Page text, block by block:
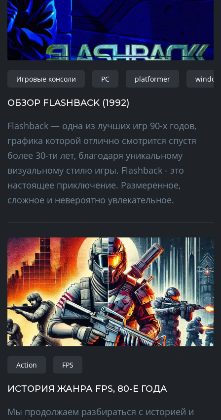
Игровые консоли PC platformer
ОБЗОР FLASHBACK (1992)
Flashback — одна из лучших игр 90-х годов,
графика которой отлично смотрится спустя
более 30-ти лет, благодаря уникальному
визуальному стилю игры. Flashback - это
настоящее приключение. Размеренное,
сложное и невероятно увлекательное.
Action FPS
ИСТОРИЯ ЖАНРА FPS, 80-Е ГОДА
Мы продолжаем разбираться с историей и